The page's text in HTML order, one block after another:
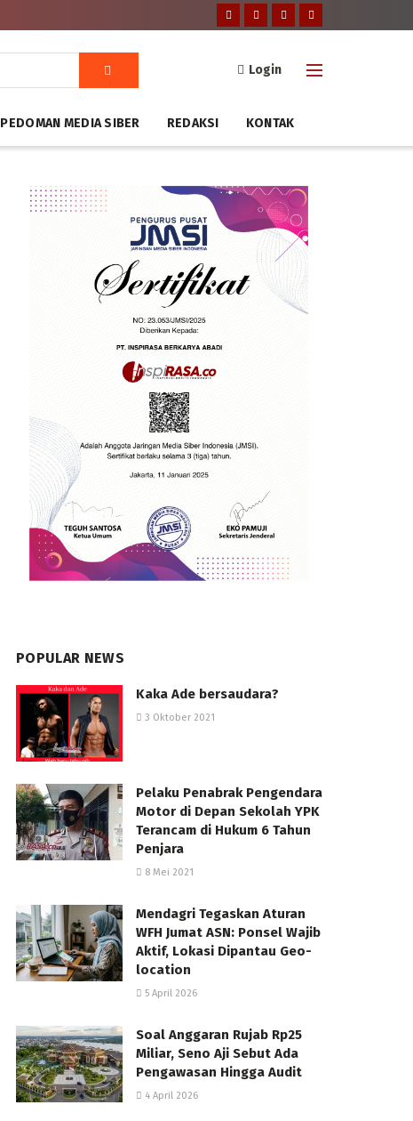
Login
PEDOMAN MEDIA SIBER REDAKSI KONTAK
POPULAR NEWS
Kaka Ade bersaudara?
3 Oktober 2021
Pelaku Penabrak Pengendara
Motor di Depan Sekolah YPK
Terancam di Hukum 6 Tahun
Penjara
8 Mei 2021
Mendagri Tegaskan Aturan
WFH Jumat ASN: Ponsel Wajib
Aktif, Lokasi Dipantau Geo-
location
5 April 2026
Soal Anggaran Rujab Rp25
Miliar, Seno Aji Sebut Ada
Pengawasan Hingga Audit
4 April 2026